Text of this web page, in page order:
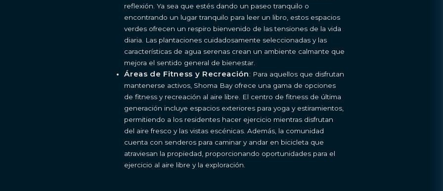
CONTÁCTANOS
Obtenga más información sobre esta increíble
Agente
reflexión. Ya sea que estés dando un paseo tranquilo o
encontrando un lugar tranquilo para leer un libro, estos espacios
verdes ofrecen un respiro bienvenido de las tensiones de la vida
diaria. Las plantaciones cuidadosamente seleccionadas y las
características de agua serenas crean un ambiente calmante que
mejora el sentido general de bienestar.
Áreas de Fitness y Recreación: Para aquellos que disfrutan
mantenerse activos, Shoma Bay ofrece una gama de opciones
de fitness y recreación al aire libre. El centro de fitness de última
generación incluye espacios exteriores para yoga y estiramientos,
permitiendo a los residentes hacer ejercicio mientras disfrutan
del aire fresco y las vistas escénicas. Además, la comunidad
cuenta con senderos para caminar y andar en bicicleta que
atraviesan la propiedad, proporcionando oportunidades para el
ejercicio al aire libre y la exploración.